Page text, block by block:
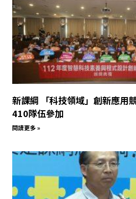
新課綱 「科技領域」創新應用
410隊伍參加
閱讀更多 »